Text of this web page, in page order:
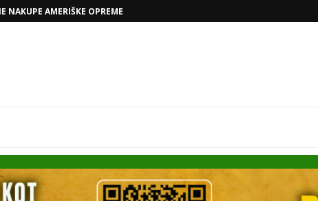
NAKUPE AMERIŠKE OPREME